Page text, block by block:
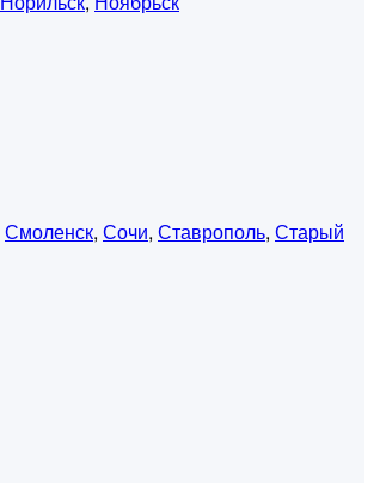
Смоленск, Сочи, Ставрополь, Старый